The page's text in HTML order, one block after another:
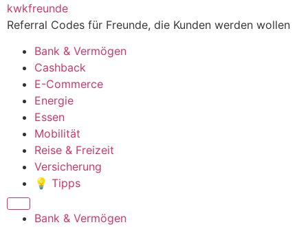
Zum
Inhalt
kwkfreunde
Referral Codes für Freunde, die Kunden werden wollen
Bank & Vermögen
Cashback
E-Commerce
Energie
Essen
Mobilität
Reise & Freizeit
Versicherung
💡 Tipps
MenüBank & Vermögen